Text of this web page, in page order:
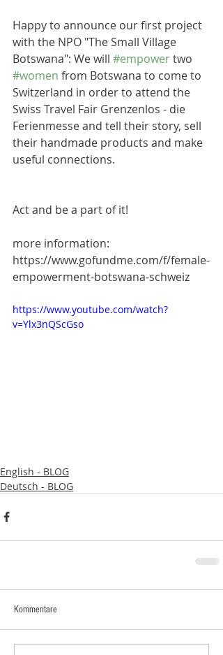
Happy to announce our first project
with the NPO "The Small Village
Botswana": We will #empower two
#women from Botswana to come to
Switzerland in order to attend the
Swiss Travel Fair Grenzenlos - die
Ferienmesse and tell their story, sell
their handmade products and make
useful connections.
Act and be a part of it!
more information:
https://www.gofundme.com/f/female-
empowerment-botswana-schweiz
https://www.youtube.com/watch?
v=Ylx3nQScGso
English - BLOG
Deutsch - BLOG
Kommentare